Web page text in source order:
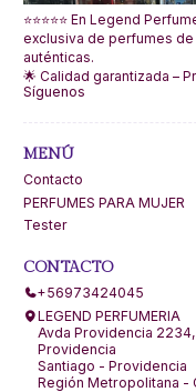
⭐⭐⭐⭐⭐ En Legend
exclusiva de perfumes
auténticas.
🌟 Calidad garantizada –
Síguenos
MENÚ
Contacto
PERFUMES PARA MUJER
Tester
CONTACTO
+56973424045
LEGEND PERFUMERIA
Avda Providencia
Providencia
Santiago - Providencia
Región Metropolitana -